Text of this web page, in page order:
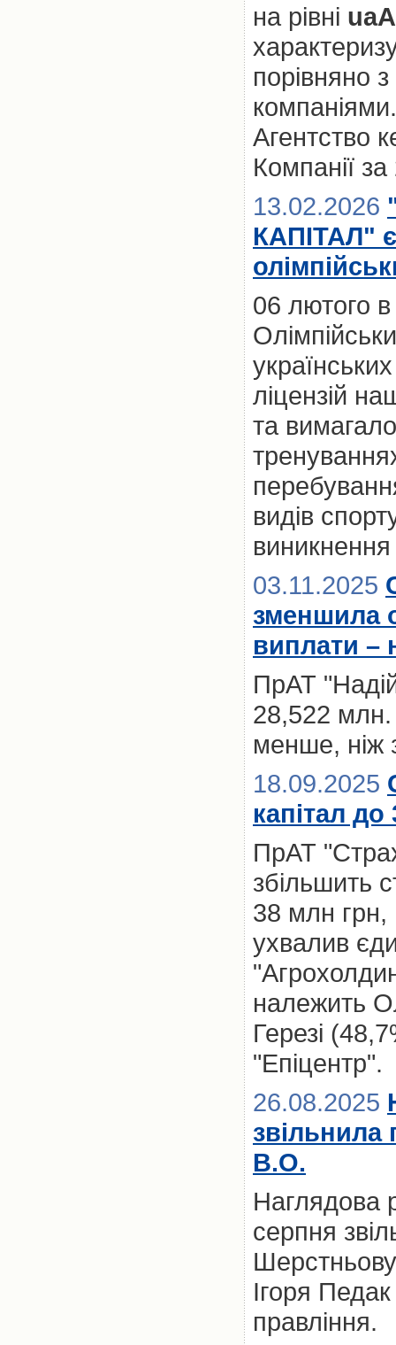
на рівні
порівняно
Агентство
Компанії за
13.02.2026
КАПІТАЛ"
06 лютого в
ліцензій
та
видів
03.11.2025
зменшила
виплати –
ПрАТ
28,522 млн.
менше, ніж
18.09.2025
капітал
ПрАТ
збільшить
38 млн грн,
ухвалив
належить
Герезі
"Епіцентр".
26.08.2025
звільнила
В.О.
Наглядова
серпня
Ігоря
правління.